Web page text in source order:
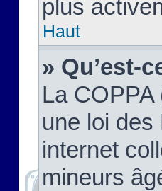
plus
Haut
» Qu’est-
La
une loi des
internet
mineurs